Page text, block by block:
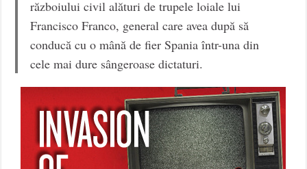
războiului civil alături de trupele loiale lui
Francisco Franco, general care avea după să
conducă cu o mână de fier Spania într-una din
cele mai dure sângeroase dictaturi.